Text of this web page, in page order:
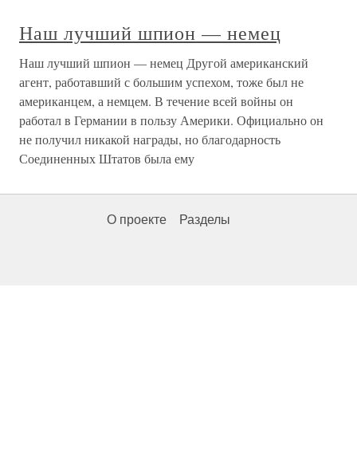
Наш лучший шпион — немец
Наш лучший шпион — немец Другой американский
агент, работавший с большим успехом, тоже был не
американцем, а немцем. В течение всей войны он
работал в Германии в пользу Америки. Официально он
не получил никакой награды, но благодарность
Соединенных Штатов была ему
О проекте Разделы